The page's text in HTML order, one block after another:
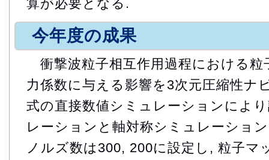
算が必要となる.
今年度の成果
衝撃波粒子相互作用過程における粒
力係数に与える影響を3次元圧縮性ナ
式の直接数値シミュレーションによ
レーションと軸対称シミュレーショ
ノルズ数は300, 200に設定し, 粒子マ